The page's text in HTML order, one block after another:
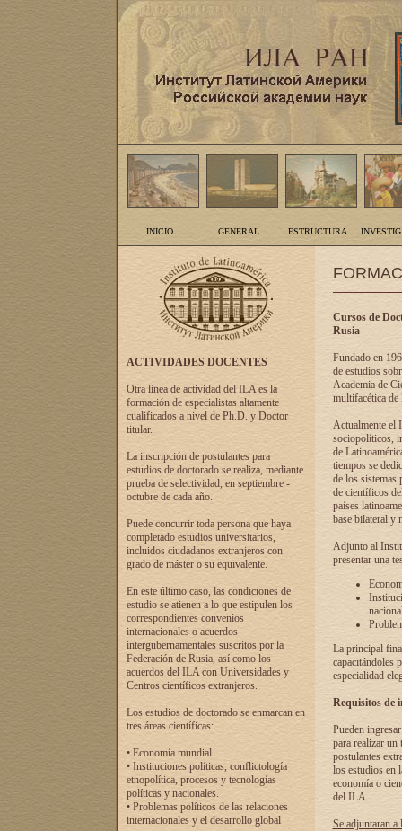
INICIO GENERAL ESTRUCTURA
ACTIVIDADES DOCENTES
Otra línea de actividad del ILA es la
formación de especialistas altamente
cualificados a nivel de Ph.D. y Doctor
titular.
La inscripción de postulantes para
estudios de doctorado se realiza, mediante
prueba de selectividad, en septiembre -
octubre de cada año.
Puede concurrir toda persona que haya
completado estudios universitarios,
incluidos ciudadanos extranjeros con
grado de máster o su equivalente.
En este último caso, las condiciones de
estudio se atienen a lo que estipulen los
correspondientes convenios
internacionales o acuerdos
intergubernamentales suscritos por la
Federación de Rusia, así como los
acuerdos del ILA con Universidades y
Centros científicos extranjeros.
Los estudios de doctorado se enmarcan en
tres áreas científicas:
• Economía mundial
• Instituciones políticas, conflictología
etnopolítica, procesos y tecnologías
políticas y nacionales.
• Problemas políticos de las relaciones
internacionales y el desarrollo global
Cursos de
Rusia
Fundado en
de estudios
Academia de
multifacética de
Actualmente el
sociopolíticos,
de
tiempos se
de los sistemas
de científicos
países
base bilateral y
Adjunto al
presentar una
La principal
capacitándoles
especialidad
Requisitos de
Pueden
para realizar un
postulantes
los estudios en
economía o
del ILA.
Se adjuntaran a